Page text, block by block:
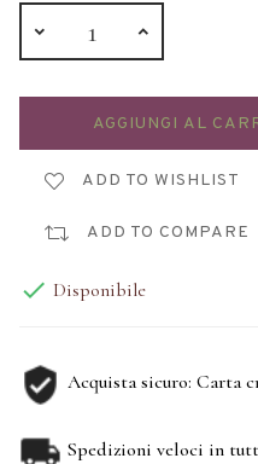
AGGIUNGI AL
ADD TO WISHLIST
ADD TO COMPARE
 Disponibile
Acquista sicuro: Carta
Spedizioni veloci in